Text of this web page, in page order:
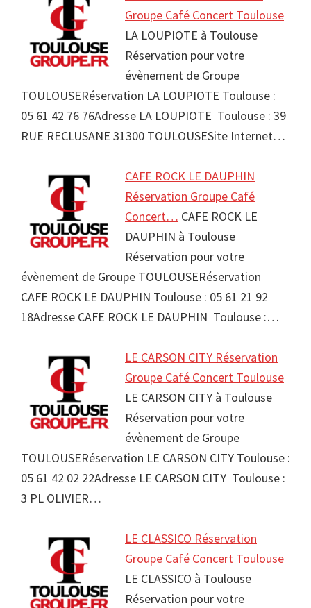
Groupe Café Concert Toulouse
LA LOUPIOTE à Toulouse
Réservation pour votre
évènement de Groupe
TOULOUSERéservation LA LOUPIOTE Toulouse :
05 61 42 76 76Adresse LA LOUPIOTE Toulouse : 39
RUE RECLUSANE 31300 TOULOUSESite Internet…
CAFE ROCK LE DAUPHIN
Réservation Groupe Café
Concert… CAFE ROCK LE
DAUPHIN à Toulouse
Réservation pour votre
évènement de Groupe TOULOUSERéservation
CAFE ROCK LE DAUPHIN Toulouse : 05 61 21 92
18Adresse CAFE ROCK LE DAUPHIN Toulouse :…
LE CARSON CITY Réservation
Groupe Café Concert Toulouse
LE CARSON CITY à Toulouse
Réservation pour votre
évènement de Groupe
TOULOUSERéservation LE CARSON CITY Toulouse :
05 61 42 02 22Adresse LE CARSON CITY Toulouse :
3 PL OLIVIER…
LE CLASSICO Réservation
Groupe Café Concert Toulouse
LE CLASSICO à Toulouse
Réservation pour votre